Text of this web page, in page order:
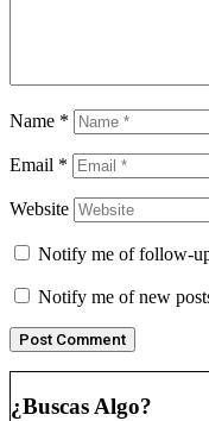
Name *
Email *
Website
Notify me of follow-
Notify me of new
¿Buscas Algo?